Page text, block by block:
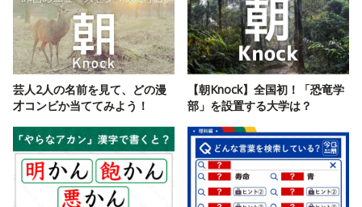
芸人2人の名前を見て、どの漫
才コンビか当ててみよう！
【朝Knock】全国初！「恐竜学
部」を設置する大学は？